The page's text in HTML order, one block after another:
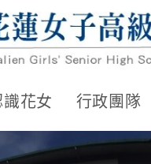
花女 行政團隊